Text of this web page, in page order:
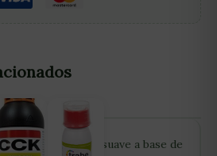
al 35 % de jabón suave a base de